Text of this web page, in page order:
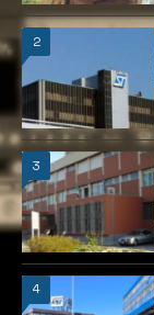
2
3
4